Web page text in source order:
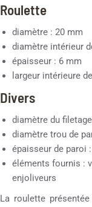
Roulette
diamètre : 20 mm
diamètre intérieur
épaisseur : 6 mm
largeur intérieure
Divers
diamètre du
diamètre trou de
épaisseur de paroi
éléments fournis :
enjoliveurs
La roulette